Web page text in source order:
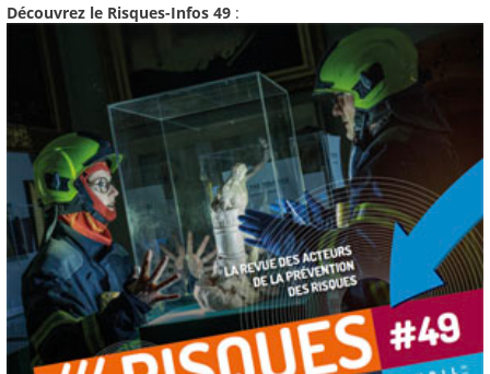
Découvrez le Risques-Infos 49 :